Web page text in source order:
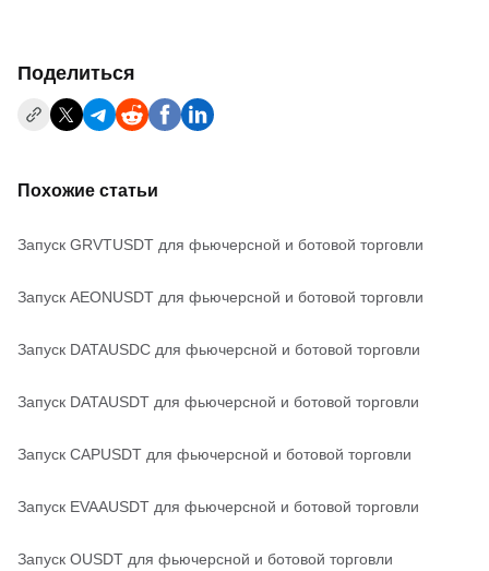
Поделиться
Похожие статьи
Запуск GRVTUSDT для фьючерсной и ботовой торговли
Запуск AEONUSDT для фьючерсной и ботовой торговли
Запуск DATAUSDC для фьючерсной и ботовой торговли
Запуск DATAUSDT для фьючерсной и ботовой торговли
Запуск CAPUSDT для фьючерсной и ботовой торговли
Запуск EVAAUSDT для фьючерсной и ботовой торговли
Запуск OUSDT для фьючерсной и ботовой торговли